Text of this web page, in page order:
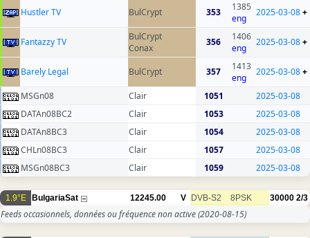
Hustler TV BulCrypt 353
1385
eng
2025-03-08+
Fantazzy TV
BulCrypt
Conax
356
1406
eng
2025-03-08+
Barely Legal BulCrypt 357
1413
eng
2025-03-08+
MSGn08 Clair 1051
2025-03-08
DATAn08BC2
Clair 1053
2025-03-08
DATAn8BC3
Clair 1054
2025-03-08
CHLn08BC3
Clair 1057
2025-03-08
MSGn08BC3
Clair 1059 2025-03-08
1.9°E BulgariaSat 12245.00 V DVB-S2 8PSK 30000 2/3
Feeds occasionnels, données ou fréquence non active(2020-08-15)